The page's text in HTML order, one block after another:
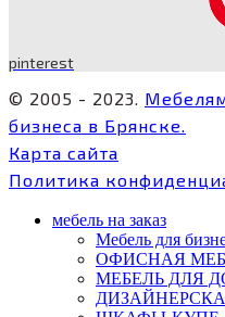
pinterest
© 2005 - 2023.
бизнеса в Брянске.
Карта сайта
Политика
мебель на заказ
Мебель для
ОФИСНАЯ
МЕБЕЛЬ ДЛЯ